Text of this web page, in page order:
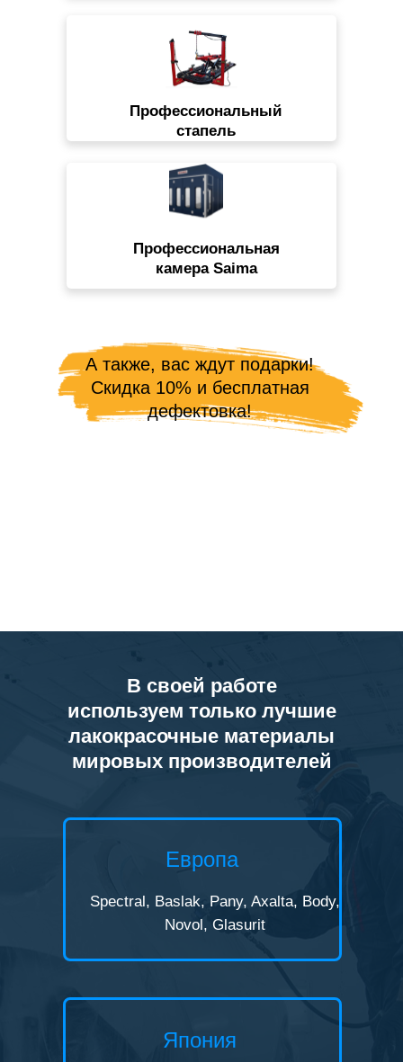
Профессиональная
камера Saima
Профессиональный
стапель
А также, вас ждут подарки!
Скидка 10% и бесплатная
дефектовка!
В своей работе
используем только лучшие
лакокрасочные материалы
мировых производителей
Европа
Япония
Spectral, Baslak, Pany, Axalta, Body,
Novol, Glasurit